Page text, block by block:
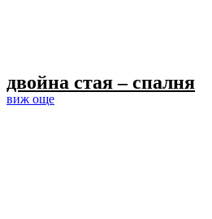
двойна стая – спалня
виж още